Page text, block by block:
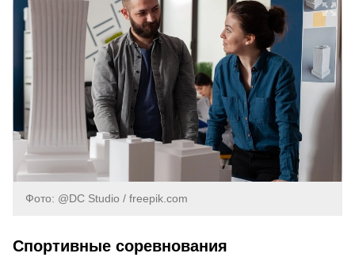
Фото: @DC Studio / freepik.com
Спортивные соревнования